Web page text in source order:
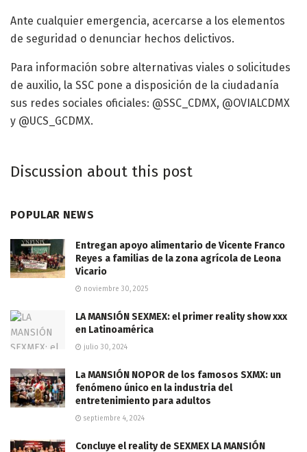
Ante cualquier emergencia, acercarse a los elementos
de seguridad o denunciar hechos delictivos.
Para información sobre alternativas viales o solicitudes
de auxilio, la SSC pone a disposición de la ciudadanía
sus redes sociales oficiales: @SSC_CDMX, @OVIALCDMX
y @UCS_GCDMX.
Discussion about this post
POPULAR NEWS
Entregan apoyo alimentario de Vicente Franco
Reyes a familias de la zona agrícola de Leona
Vicario
noviembre 30, 2025
LA MANSIÓN SEXMEX: el primer reality show xxx
en Latinoamérica
julio 30, 2024
La MANSIÓN NOPOR de los famosos SXMX: un
fenómeno único en la industria del
entretenimiento para adultos
septiembre 4, 2024
Concluye el reality de SEXMEX LA MANSIÓN